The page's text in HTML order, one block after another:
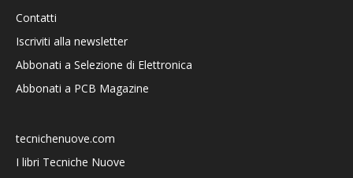
Contatti
Iscriviti alla newsletter
Abbonati a Selezione di Elettronica
Abbonati a PCB Magazine
tecnichenuove.com
I libri Tecniche Nuove